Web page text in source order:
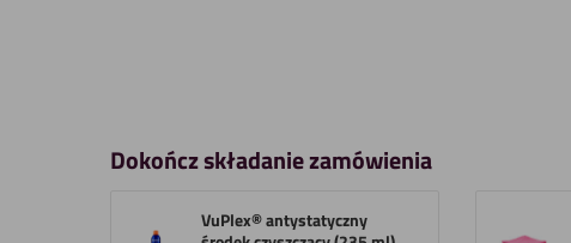
Dokończ składanie zamówienia
VuPlex® antystatyczny